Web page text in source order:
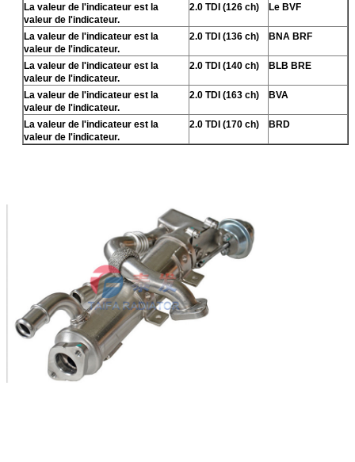
La valeur de l'indicateur est la
valeur de l'indicateur.
2.0 TDI (126 ch) Le BVF
La valeur de l'indicateur est la
valeur de l'indicateur.
2.0 TDI (136 ch) BNA BRF
La valeur de l'indicateur est la
valeur de l'indicateur.
2.0 TDI (140 ch) BLB BRE
La valeur de l'indicateur est la
valeur de l'indicateur.
2.0 TDI (163 ch) BVA
La valeur de l'indicateur est la
valeur de l'indicateur.
2.0 TDI (170 ch) BRD